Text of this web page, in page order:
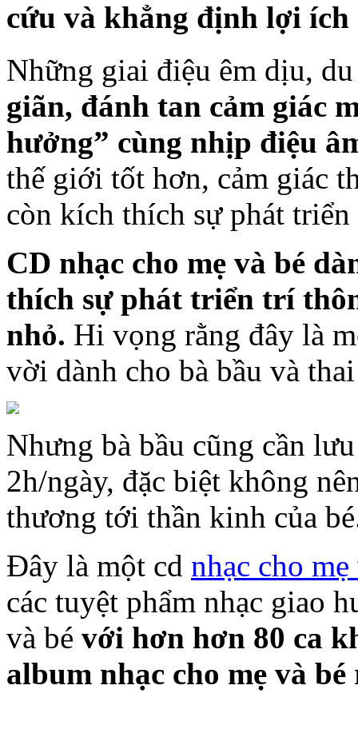
cứu và khẳng định lợi ích
Những giai điệu êm dịu,
giãn, đánh tan cảm giác
hưởng” cùng nhịp điệu
thế giới tốt hơn, cảm giác
còn kích thích sự phát triển
CD nhạc cho mẹ và bé
thích sự phát triển trí
nhỏ. Hi vọng rằng đây là
vời dành cho bà bầu và
Nhưng bà bầu cũng cần
2h/ngày, đặc biệt không
thương tới thần kinh của
Đây là một cd nhạc cho mẹ
các tuyệt phẩm nhạc giao
và bé với hơn hơn 80 ca
album nhạc cho mẹ và